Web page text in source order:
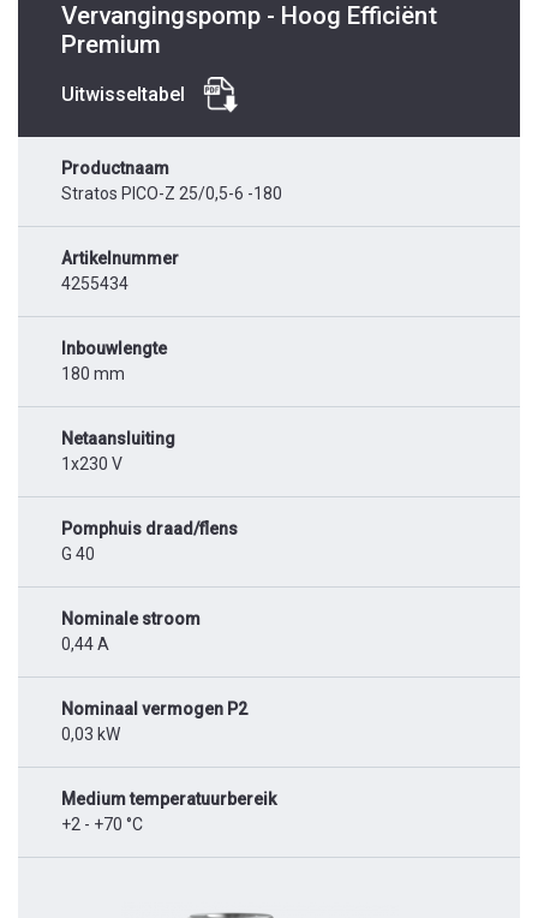
Vervangingspomp - Hoog Efficiënt
Premium
Uitwisseltabel
Productnaam
Stratos PICO-Z 25/0,5-6 -180
Artikelnummer
4255434
Inbouwlengte
180 mm
Netaansluiting
1x230 V
Pomphuis draad/flens
G 40
Nominale stroom
0,44 A
Nominaal vermogen P2
0,03 kW
Medium temperatuurbereik
+2 - +70 °C